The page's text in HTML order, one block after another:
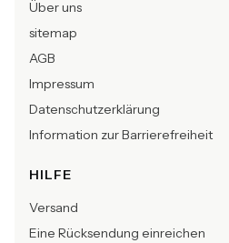
Über uns
sitemap
AGB
Impressum
Datenschutzerklärung
Information zur Barrierefreiheit
HILFE
Versand
Eine Rücksendung einreichen